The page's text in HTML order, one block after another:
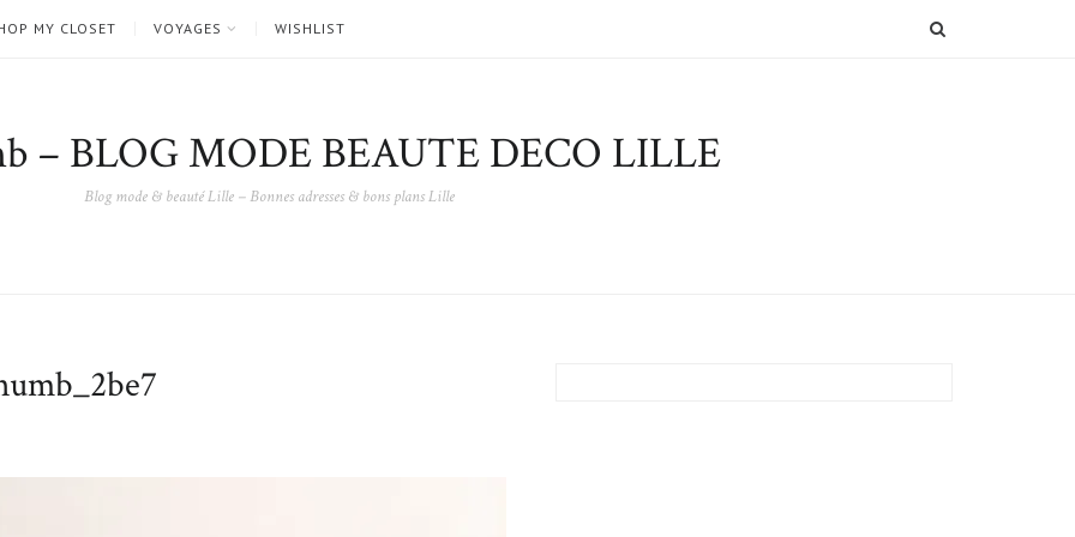
MY CLOSET VOYAGES WISHLIST
– BLOG MODE BEAUTE DECO LILLE
Blog mode & beauté Lille – Bonnes adresses & bons plans Lille